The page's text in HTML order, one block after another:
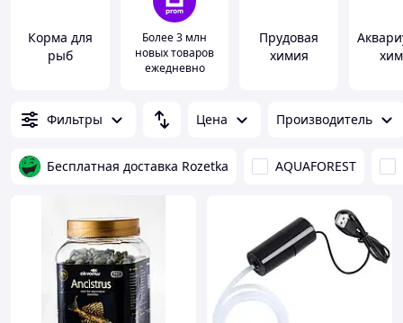
Корма для
рыб
Более 3 млн
новых товаров
ежедневно
Прудовая
химия
Фильтры Цена Производитель
Бесплатная доставка Rozetka AQUAFOREST